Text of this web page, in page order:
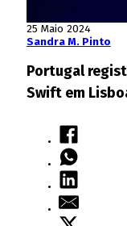
25 Maio 2024
Sandra M. Pinto
Portugal
Swift em